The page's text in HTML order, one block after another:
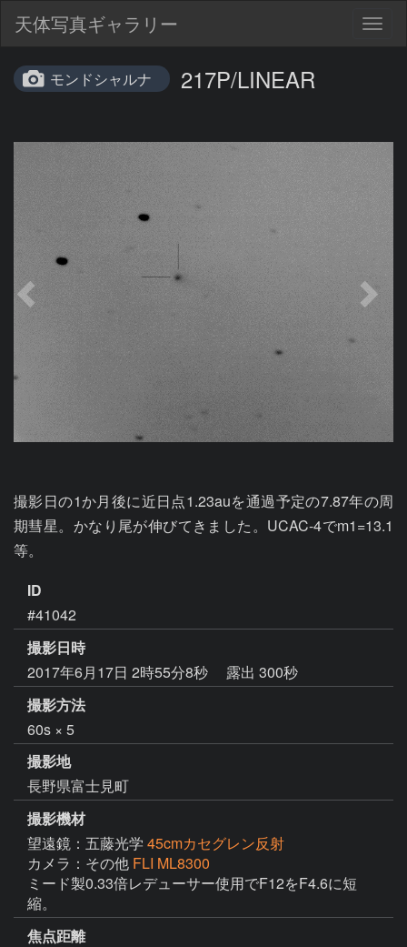
天体写真ギャラリー
モンドシャルナ 217P/LINEAR
撮影日の1か月後に近日点1.23auを通過予定の7.87年の周
期彗星。かなり尾が伸びてきました。UCAC-4でm1=13.1
等。
ID
#41042
撮影日時
2017年6月17日 2時55分8秒
露出 300秒
撮影方法
60s × 5
撮影地
長野県富士見町
撮影機材
望遠鏡：五藤光学 45cmカセグレン反射
カメラ：その他 FLI ML8300
ミード製0.33倍レデューサー使用でF12をF4.6に短
縮。
焦点距離